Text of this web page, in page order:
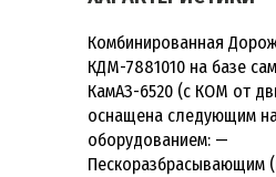
Комбинированная
КДМ-7881010 на базе
КамАЗ-6520 (с КОМ от
оснащена следующим
оборудованием: —
Пескоразбрасывающим